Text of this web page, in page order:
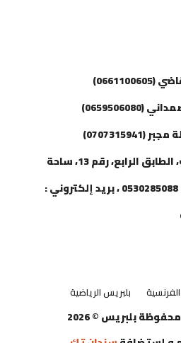
بلبريس، رقم 6، زنقة بيروت، الطابق الرابع، رقم 13، ساحة
المامونية، الرباط ، هاتف : 0530285088 ، بريد إلكتروني :
بلبريس الرياضية
بلبريس © 2026